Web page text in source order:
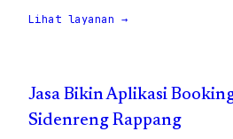
Lihat layanan →
Jasa Bikin Aplikasi
Sidenreng Rappang